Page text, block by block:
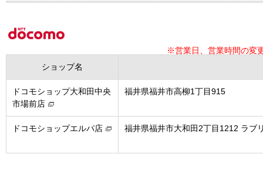
※営業日、営業時間の変
ショップ名
ドコモショップ大和田中央
市場前店
福井県福井市高柳1丁目915
ドコモショップエルパ店 福井県福井市大和田2丁目1212 ラブ